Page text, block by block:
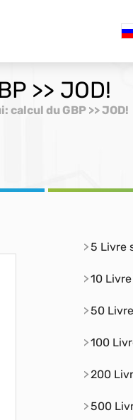
>> JOD!
du GBP >> JOD!
5 Livre
10
50
100
200
500